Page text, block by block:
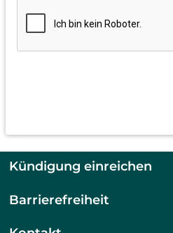
Kündigung einreichen
Barrierefreiheit